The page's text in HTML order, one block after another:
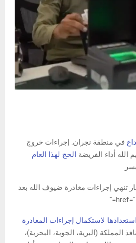
في منطقة نجران. إجراءات خروج
أداء الفريضة الحج لهذا العام
تنهي إجراءات مغادرة ضيوف الله بعد
لاستكمال إجراءات المغادرة
المملكة (البرية، الجوية، البحرية)،